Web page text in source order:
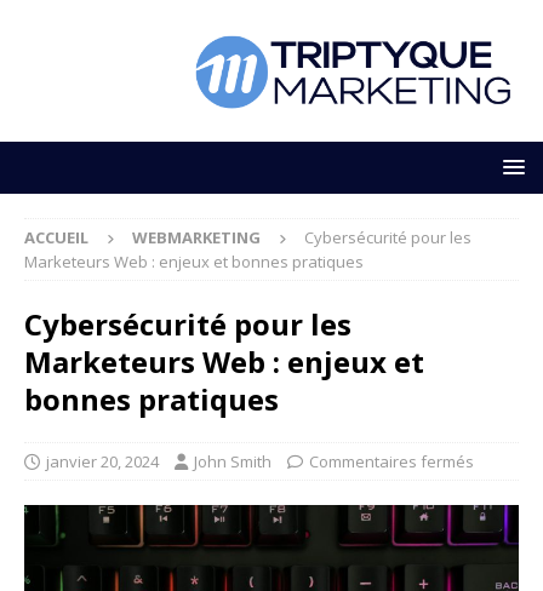
ACCUEIL WEBMARKETING
Cybersécurité pour les
Marketeurs Web : enjeux et bonnes pratiques
Cybersécurité pour les
Marketeurs Web : enjeux et
bonnes pratiques
janvier 20, 2024 John Smith Commentaires fermés